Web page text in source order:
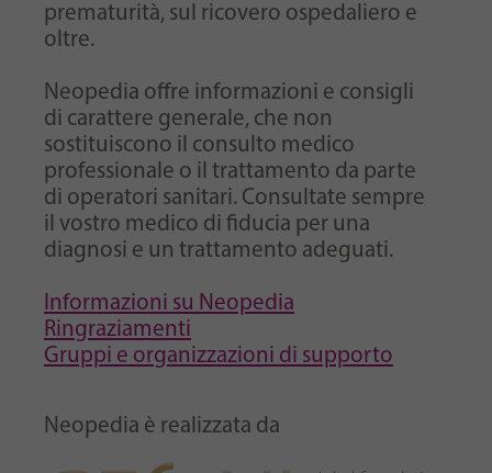
prematurità, sul ricovero ospedaliero e
oltre.
Neopedia offre informazioni e consigli
di carattere generale, che non
sostituiscono il consulto medico
professionale o il trattamento da parte
di operatori sanitari. Consultate sempre
il vostro medico di fiducia per una
diagnosi e un trattamento adeguati.
Informazioni su Neopedia
Ringraziamenti
Gruppi e organizzazioni di supporto
Neopedia è realizzata da